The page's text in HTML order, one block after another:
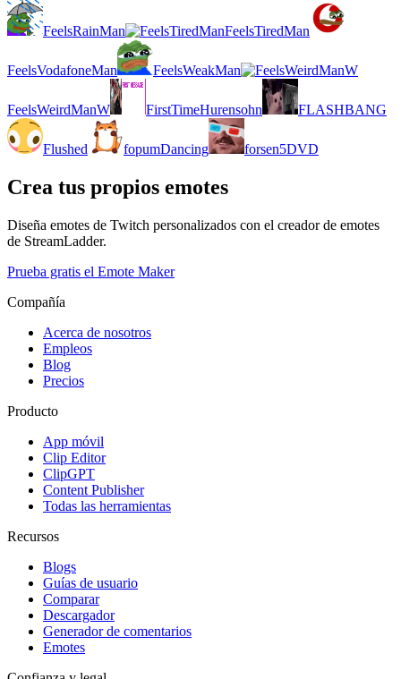
FeelsRainMan FeelsTiredMan
FeelsVodafoneMan FeelsWeakMan
FeelsWeirdManW FirstTimeHurensohn FLASHBANG
Flushed fopumDancing forsen5DVD
Crea tus propios emotes
Diseña emotes de Twitch personalizados con el creador de emotes
de StreamLadder.
Prueba gratis el Emote Maker
Compañía
Acerca de nosotros
Empleos
Blog
Precios
Producto
App móvil
Clip Editor
ClipGPT
Content Publisher
Todas las herramientas
Recursos
Blogs
Guías de usuario
Comparar
Descargador
Generador de comentarios
Emotes